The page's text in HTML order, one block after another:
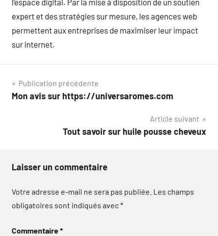
l’espace digital. Par la mise à disposition de un soutien
expert et des stratégies sur mesure, les agences web
permettent aux entreprises de maximiser leur impact
sur internet.
Navigation
de
Publication précédente
Mon avis sur https://universaromes.com
Article suivant
Tout savoir sur huile pousse cheveux
Laisser un commentaire
Votre adresse e-mail ne sera pas publiée. Les champs
obligatoires sont indiqués avec*
Commentaire*